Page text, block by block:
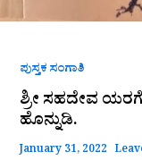
ಪುಸ್ತಕ ಸಂಗಾತಿ
ಶ್ರೀ ಸಹದೇವ
ಹೊನ್ನುಡಿ.
January 31, 2022